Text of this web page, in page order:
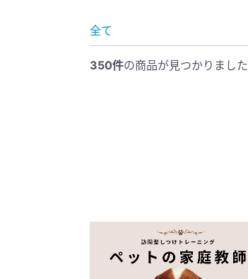
全て
350件の商品が見つかりました